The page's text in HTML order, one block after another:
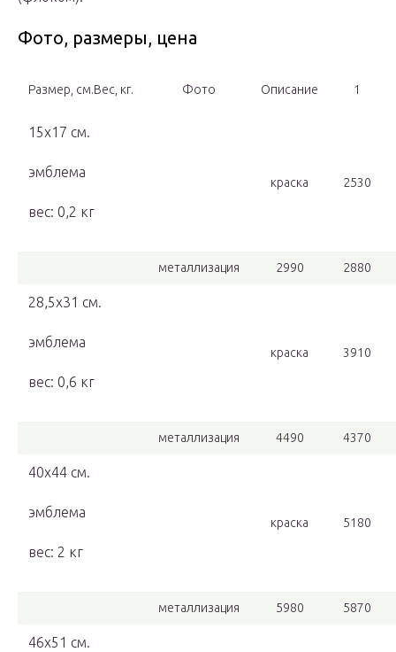
Фото, размеры, цена
Размер, см.Вес, кг. Фото Описание 1
15х17 см.
эмблема
вес: 0,2 кг
краска 2530
металлизация 2990 2880
28,5х31 см.
эмблема
вес: 0,6 кг
краска 3910
металлизация 4490 4370
40х44 см.
эмблема
вес: 2 кг
краска 5180
металлизация 5980 5870
46х51 см.